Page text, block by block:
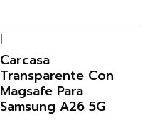
Carcasa
Transparente Con
Magsafe Para
Samsung A26 5G